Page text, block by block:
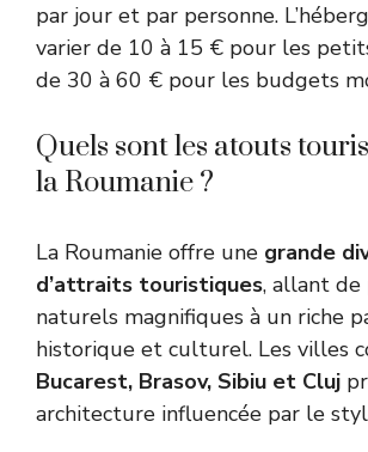
par jour et par personne.
varier de 10 à 15 € pour les
de 30 à 60 € pour les budgets
Quels sont les atouts
la Roumanie ?
La Roumanie offre une grande
d’attraits touristiques, allant de
naturels magnifiques à un riche
historique et culturel. Les villes
Bucarest, Brasov, Sibiu et Cluj
architecture influencée par le